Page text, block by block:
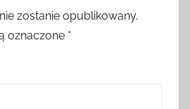
zostanie opublikowany.
oznaczone *